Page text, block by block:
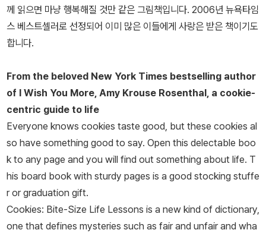
께 읽으면 마냥 행복해질 것만 같은 그림책입니다. 2006년 뉴욕타임
스 베스트셀러로 선정되어 이미 많은 이들에게 사랑은 받은 책이기도
합니다.
From the beloved New York Times bestselling author
of I Wish You More, Amy Krouse Rosenthal, a cookie-
centric guide to life
Everyone knows cookies taste good, but these cookies al
so have something good to say. Open this delectable boo
k to any page and you will find out something about life. T
his board book with sturdy pages is a good stocking stuffe
r or graduation gift.
Cookies: Bite-Size Life Lessons is a new kind of dictionary,
one that defines mysteries such as fair and unfair and wha